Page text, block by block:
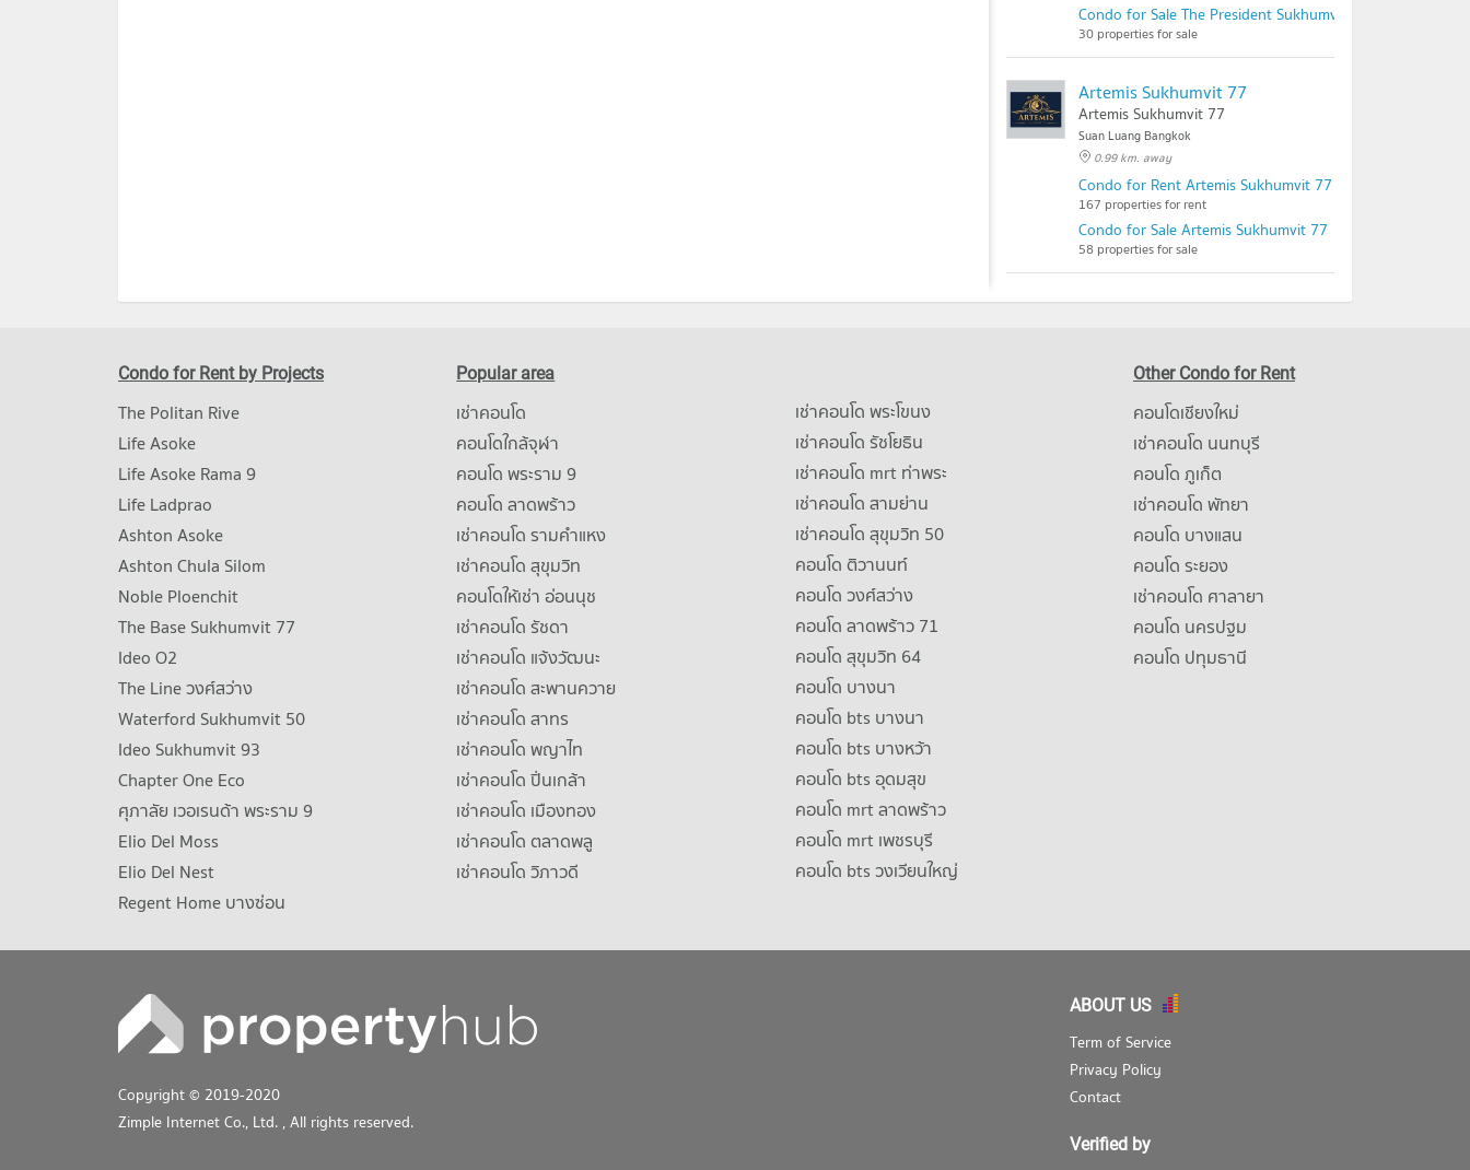
Condo for Sale The President Sukhumvit
30 properties for sale
Artemis Sukhumvit 77
Artemis Sukhumvit 77
Suan Luang Bangkok
0.99 km. away
Condo for Rent Artemis Sukhumvit 77
167 properties for rent
Condo for Sale Artemis Sukhumvit 77
58 properties for sale
Condo for Rent by Projects
The Politan Rive
Life Asoke
Life Asoke Rama 9
Life Ladprao
Ashton Asoke
Ashton Chula Silom
Noble Ploenchit
The Base Sukhumvit 77
Ideo O2
The Line วงศ์สว่าง
Waterford Sukhumvit 50
Ideo Sukhumvit 93
Chapter One Eco
ศุภาลัย เวอเรนด้า พระราม 9
Elio Del Moss
Elio Del Nest
Regent Home บางซ่อน
Popular area
เช่าคอนโด
คอนโดใกล้จุฬา
คอนโด พระราม 9
คอนโด ลาดพร้าว
เช่าคอนโด รามคําแหง
เช่าคอนโด สุขุมวิท
คอนโดให้เช่า อ่อนนุช
เช่าคอนโด รัชดา
เช่าคอนโด แจ้งวัฒนะ
เช่าคอนโด สะพานควาย
เช่าคอนโด สาทร
เช่าคอนโด พญาไท
เช่าคอนโด ปิ่นเกล้า
เช่าคอนโด เมืองทอง
เช่าคอนโด ตลาดพลู
เช่าคอนโด วิภาวดี
เช่าคอนโด พระโขนง
เช่าคอนโด รัชโยธิน
เช่าคอนโด mrt ท่าพระ
เช่าคอนโด สามย่าน
เช่าคอนโด สุขุมวิท 50
คอนโด ติวานนท์
คอนโด วงศ์สว่าง
คอนโด ลาดพร้าว 71
คอนโด สุขุมวิท 64
คอนโด บางนา
คอนโด bts บางนา
คอนโด bts บางหว้า
คอนโด bts อุดมสุข
คอนโด mrt ลาดพร้าว
คอนโด mrt เพชรบุรี
คอนโด bts วงเวียนใหญ่
Other Condo for Rent
คอนโดเชียงใหม่
เช่าคอนโด นนทบุรี
คอนโด ภูเก็ต
เช่าคอนโด พัทยา
คอนโด บางแสน
คอนโด ระยอง
เช่าคอนโด ศาลายา
คอนโด นครปฐม
คอนโด ปทุมธานี
Copyright © 2019-2020
Zimple Internet Co., Ltd. , All rights reserved.
ABOUT US
Term of Service
Privacy Policy
Contact
Verified by